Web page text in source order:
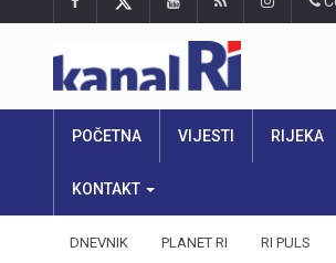
POČETNA VIJESTI RIJEKA
KONTAKT
DNEVNIK PLANET RI RI PULS